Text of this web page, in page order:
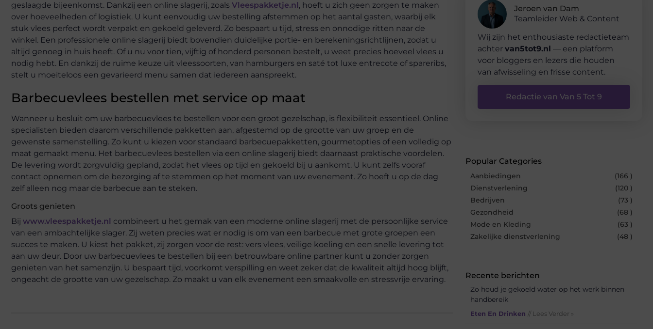
geslaagde bijeenkomst. Dankzij een online slagerij, zoals Vleespakketje.nl, hoeft u zich geen zorgen te maken
over hoeveelheden of logistiek. U kunt eenvoudig uw bestelling afstemmen op het aantal gasten, waarbij elk
stuk vlees perfect wordt verpakt en gekoeld geleverd. Zo bespaart u tijd, stress en onnodige ritten naar de
winkel. Een professionele online slagerij biedt bovendien duidelijke portie- en berekeningsrichtlijnen, zodat u
altijd genoeg in huis heeft. Of u nu voor tien, vijftig of honderd personen bestelt, u weet precies hoeveel vlees u
nodig hebt. En dankzij de ruime keuze uit vleessoorten, van hamburgers en saté tot luxe entrecote of spareribs,
stelt u moeiteloos een gevarieerd menu samen dat iedereen aanspreekt.
Barbecuevlees bestellen met service op maat
Wanneer u besluit om uw barbecuevlees te bestellen voor een groot gezelschap, is flexibiliteit essentieel. Online
specialisten bieden daarom verschillende pakketten aan, afgestemd op de grootte van uw groep en de
gewenste samenstelling. Zo kunt u kiezen voor standaard barbecuepakketten, gourmetopties of een volledig op
maat gemaakt menu. Het barbecuevlees bestellen via een online slagerij biedt daarnaast praktische voordelen.
De levering wordt zorgvuldig gepland, zodat het vlees op tijd en gekoeld bij u aankomt. U kunt zelfs vooraf
contact opnemen om de bezorging af te stemmen op het moment van uw evenement. Zo hoeft u op de dag
zelf alleen nog maar de barbecue aan te steken.
Groots genieten
Bij www.vleespakketje.nl combineert u het gemak van een moderne online slagerij met de persoonlijke service
van een ambachtelijke slager. Zij weten precies wat er nodig is om van een barbecue met grote groepen een
succes te maken. U kiest het pakket, zij zorgen voor de rest: vers vlees, veilige koeling en een snelle levering tot
aan uw deur. Door uw barbecuevlees te bestellen bij een betrouwbare online partner kunt u zonder zorgen
genieten van het samenzijn. U bespaart tijd, voorkomt verspilling en weet zeker dat de kwaliteit altijd hoog blijft,
ongeacht de grootte van uw gezelschap. Zo maakt u van elk evenement een smaakvolle en stressvrije ervaring.
Jeroen van Dam
Teamleider Web & Content
Wij zijn het enthousiaste redactieteam
achter van5tot9.nl — een platform
voor bloggers en lezers die houden
van afwisseling en frisse content.
Redactie van Van 5 Tot 9
Popular Categories
Aanbiedingen
(166 )
Dienstverlening
(120 )
Bedrijven
(73 )
Gezondheid
(68 )
Mode en Kleding
(63 )
Zakelijke dienstverlening
(48 )
Recente berichten
Zo houd je gekoeld water op het werk binnen
handbereik
Eten En Drinken // Lees Verder »